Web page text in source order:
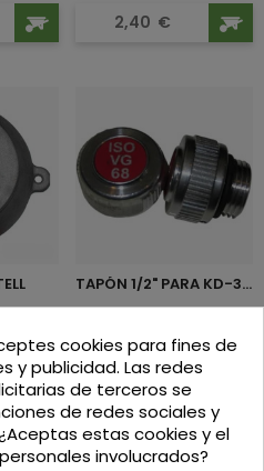
Precio
2,40 €
TAPÓN 1/2" PARA KD-3.000 /...
Precio
7,95€
cookies para fines de
y publicidad. Las redes
de terceros se
de redes sociales y
estas cookies y el
involucrados?